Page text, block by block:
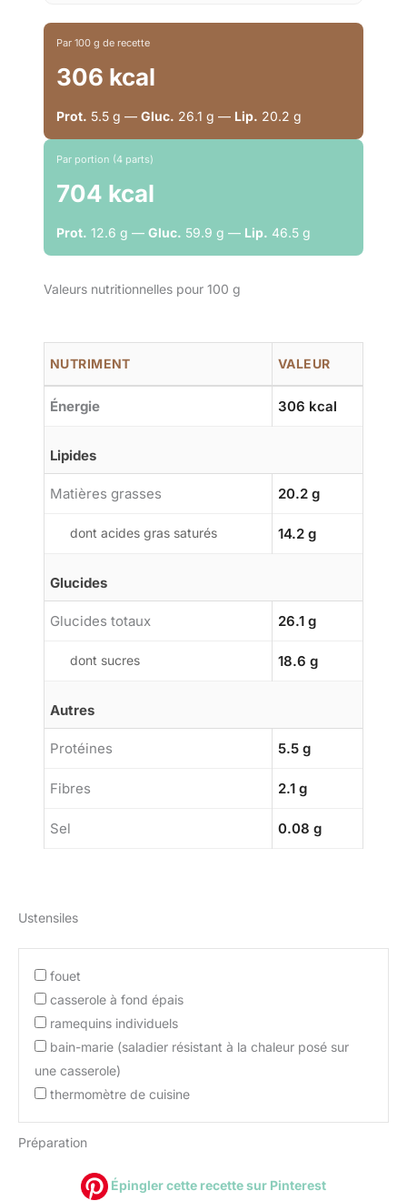
Par 100 g de recette
306 kcal
Prot. 5.5 g — Gluc. 26.1 g — Lip. 20.2 g
Par portion (4 parts)
704 kcal
Prot. 12.6 g — Gluc. 59.9 g — Lip. 46.5 g
Valeurs nutritionnelles pour 100 g
NUTRIMENT VALEUR
Énergie 306 kcal
Lipides
Matières grasses 20.2 g
dont acides gras saturés 14.2 g
Glucides
Glucides totaux 26.1 g
dont sucres 18.6 g
Autres
Protéines 5.5 g
Fibres 2.1 g
Sel 0.08 g
Ustensiles
fouet
casserole à fond épais
ramequins individuels
bain-marie (saladier résistant à la chaleur posé sur
une casserole)
thermomètre de cuisine
Préparation
Épingler cette recette sur Pinterest